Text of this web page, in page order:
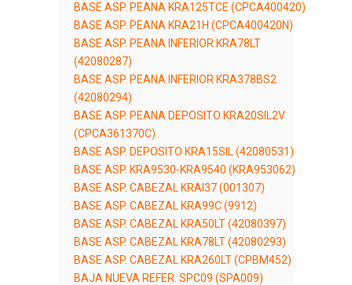
BASE ASP. PEANA KRA125TCE (CPCA400420)
BASE ASP. PEANA KRA21H (CPCA400420N)
BASE ASP. PEANA INFERIOR KRA78LT
(42080287)
BASE ASP. PEANA INFERIOR KRA378BS2
(42080294)
BASE ASP. PEANA DEPOSITO KRA20SIL2V
(CPCA361370C)
BASE ASP. DEPOSITO KRA15SIL (42080531)
BASE ASP. KRA9530-KRA9540 (KRA953062)
BASE ASP. CABEZAL KRAI37 (001307)
BASE ASP. CABEZAL KRA99C (9912)
BASE ASP. CABEZAL KRA50LT (42080397)
BASE ASP. CABEZAL KRA78LT (42080293)
BASE ASP. CABEZAL KRA260LT (CPBM452)
BAJA NUEVA REFER. SPC09 (SPA009)